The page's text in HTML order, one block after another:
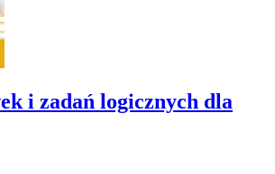
i zadań logicznych dla